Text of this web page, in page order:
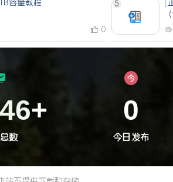
容量教程
0
5
[
+
数
0
今日发布